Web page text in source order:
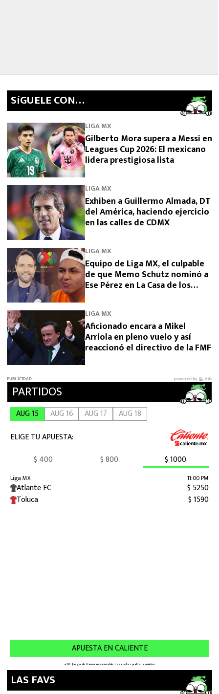
SíGUELE CON…
LIGA MX
Gilberto Mora supera a Messi en
Leagues Cup 2026: El mexicano
lidera prestigiosa lista
LIGA MX
Exhiben a Guillermo Almada, DT
del América, haciendo ejercicio
en las calles de CDMX
LIGA MX
Equipo de Liga MX, el culpable
de que Memo Schutz nominó a
Ese Pérez en La Casa de los
LIGA MX
Aficionado encara a Mikel
Arriola en pleno vuelo y así
reaccionó el directivo de la FMF
LAS FAVS